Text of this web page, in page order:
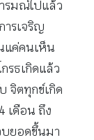
รมณ์ไปแล้ว
รเจริญ
แค่คนเห็น
รธเกิดแล้ว
จิตทุกข์เกิด
เดือน ถึง
บยอดขึ้นมา